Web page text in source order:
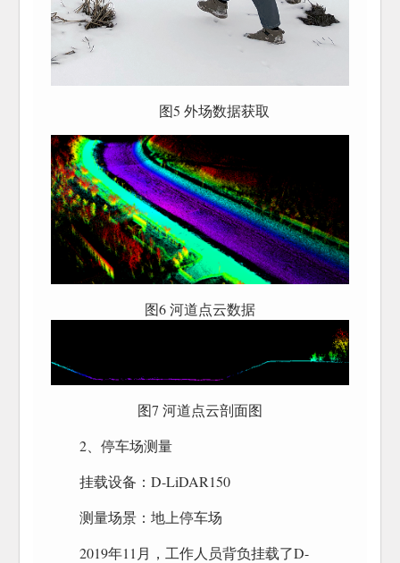
图5 外场数据获取
图6 河道点云数据
图7 河道点云剖面图
2、停车场测量
挂载设备：D-LiDAR150
测量场景：地上停车场
2019年11月，工作人员背负挂载了D-